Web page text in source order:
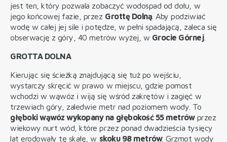
jest ten, który pozwala zobaczyć wodospad od dołu, w
jego końcowej fazie, przez Grottę Dolną . Aby podziwiać
wodę w całej jej sile i potędze, w pełni spadającą, zaleca się
obserwację z góry, 40 metrów wyżej, w Grocie Górnej.
GROTTA DOLNA
Kierując się ścieżką znajdującą się tuż po wejściu,
wystarczy skręcić w prawo w miejscu, gdzie pomost
wchodzi w wąwóz i wiją się wśród zakrętów i zagięć w
trzewiach góry, zaledwie metr nad poziomem wody. To
głęboki wąwóz wykopany na głębokość 55 metrówprzez
wiekowy nurt wód, które przez ponad dwadzieścia tysięcy
lat erodowały tę skałę, w skoku 98 metrów. Grzmot wody